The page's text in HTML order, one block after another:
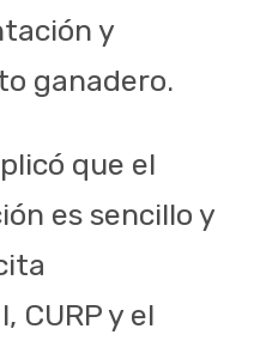
y
ganadero.
que el
es sencillo y
CURP y el